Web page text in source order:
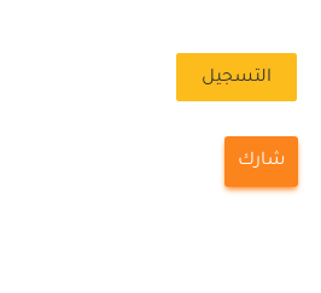
التسجيل
شارك